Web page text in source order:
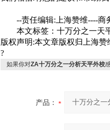
--责任编辑: 上海赞维----商
本文标签：十万分之一天
版权声明:本文章版权归上海赞
?
如果你对ZA十万分之一分析天平外校
产品：